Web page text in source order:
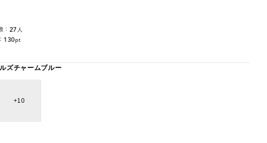
： 27 人
130pt
ズチャームブルー
10